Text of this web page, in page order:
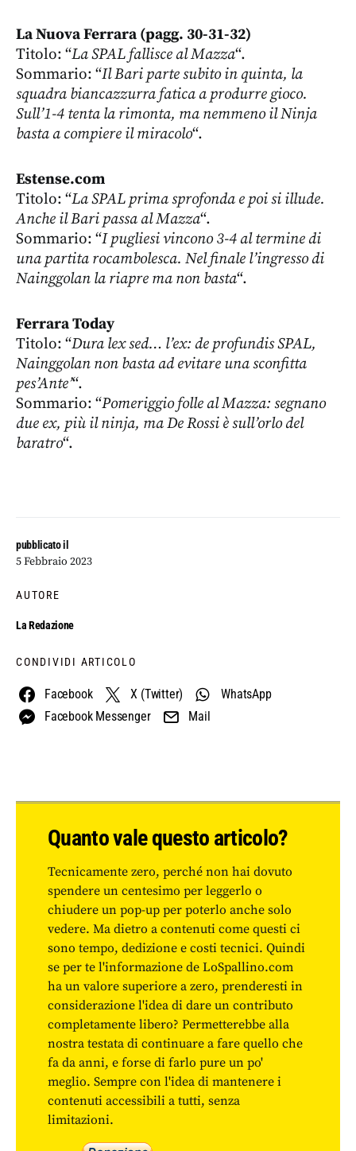
pubblicato il
5 Febbraio 2023
AUTORE
La Redazione
CONDIVIDI ARTICOLO
Facebook X (Twitter)
WhatsApp
Facebook Messenger
Mail
La Nuova Ferrara (pagg. 30-31-32)
Titolo: “La SPAL fallisce al Mazza“.
Sommario: “Il Bari parte subito in quinta, la
squadra biancazzurra fatica a produrre gioco.
Sull’1-4 tenta la rimonta, ma nemmeno il Ninja
basta a compiere il miracolo“.
Estense.com
Titolo: “La SPAL prima sprofonda e poi si illude.
Anche il Bari passa al Mazza“.
Sommario: “I pugliesi vincono 3-4 al termine di
una partita rocambolesca. Nel finale l’ingresso di
Nainggolan la riapre ma non basta“.
Ferrara Today
Titolo: “Dura lex sed… l’ex: de profundis SPAL,
Nainggolan non basta ad evitare una sconfitta
pes’Ante’“.
Sommario: “Pomeriggio folle al Mazza: segnano
due ex, più il ninja, ma De Rossi è sull’orlo del
baratro“.
Quanto vale questo articolo?
Tecnicamente zero, perché non hai dovuto
spendere un centesimo per leggerlo o
chiudere un pop-up per poterlo anche solo
vedere. Ma dietro a contenuti come questi ci
sono tempo, dedizione e costi tecnici. Quindi
se per te l'informazione de LoSpallino.com
ha un valore superiore a zero, prenderesti in
considerazione l'idea di dare un contributo
completamente libero? Permetterebbe alla
nostra testata di continuare a fare quello che
fa da anni, e forse di farlo pure un po'
meglio. Sempre con l'idea di mantenere i
contenuti accessibili a tutti, senza
limitazioni.